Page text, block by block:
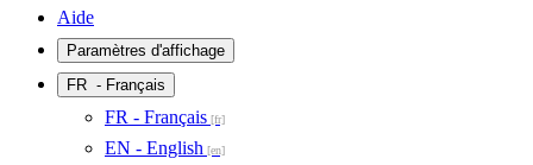
Aide
Paramètres d'affichage
FR - Français
FR - Français
EN - English